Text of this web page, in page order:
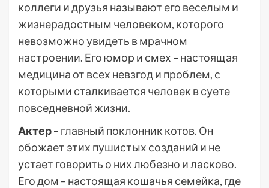
коллеги и друзья называют его веселым и
жизнерадостным человеком, которого
невозможно увидеть в мрачном
настроении. Его юмор и смех – настоящая
медицина от всех невзгод и проблем, с
которыми сталкивается человек в суете
повседневной жизни.
Актер– главный поклонник котов. Он
обожает этих пушистых созданий и не
устает говорить о них любезно и ласково.
Его дом – настоящая кошачья семейка, где